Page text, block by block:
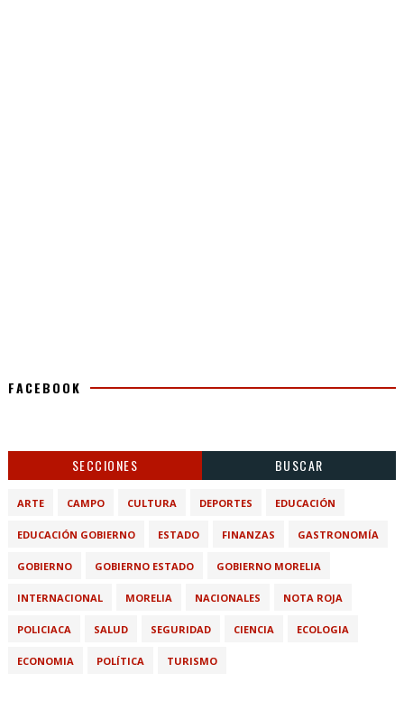
FACEBOOK
SECCIONES BUSCAR
ARTE CAMPO CULTURA DEPORTES EDUCACIÓN
EDUCACIÓN GOBIERNO ESTADO FINANZAS GASTRONOMÍA
GOBIERNO GOBIERNO ESTADO GOBIERNO MORELIA
INTERNACIONAL MORELIA NACIONALES NOTA ROJA
POLICIACA SALUD SEGURIDAD CIENCIA ECOLOGIA
ECONOMIA POLÍTICA TURISMO